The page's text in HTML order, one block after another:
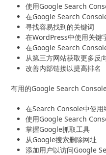
使用Google Search
在Google Search
寻找容易找到的关键词
在WordPress中使用关键
在Google Search
从第三方网站获取更多反
改善内部链接以提高排名
有用的Google Search
在Search Console中使用
使用Google Search
掌握Google抓取工具
从Google搜索删除网址
添加用户以访问Google